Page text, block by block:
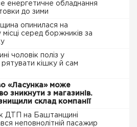
енергетичне обладнання
до зими
опинилася на
серед боржників за
чоловік поліз у
рятувати кішку й сам
«Ласунка» може
зникнути з магазинів.
склад компанії
ДТП на Баштанщині
неповнолітній пасажир